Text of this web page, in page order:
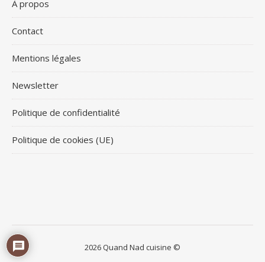
À propos
Contact
Mentions légales
Newsletter
Politique de confidentialité
Politique de cookies (UE)
2026 Quand Nad cuisine ©